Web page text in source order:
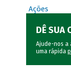
Ações
DÊ SUA
Ajude-nos a
uma rápida